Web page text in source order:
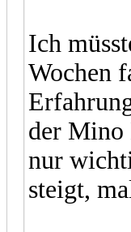
Ich
Wochen
der Mino
nur
steigt,